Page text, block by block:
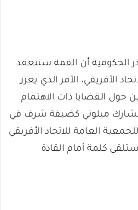
الحكومية أن القمة ستنعقد
الأفريقي، الأمر الذي يعزز
حول القضايا ذات الاهتمام
ميلوني كضيفة شرف في
العامة للاتحاد الأفريقي
حيث ستلقي كلمة أمام القادة